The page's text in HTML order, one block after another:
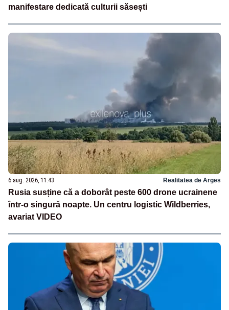
manifestare dedicată culturii săsești
6 aug. 2026, 11:43 Realitatea de Arges
Rusia susține că a doborât peste 600 drone ucrainene
într-o singură noapte. Un centru logistic Wildberries,
avariat VIDEO